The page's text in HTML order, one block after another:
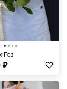
Роз
₽